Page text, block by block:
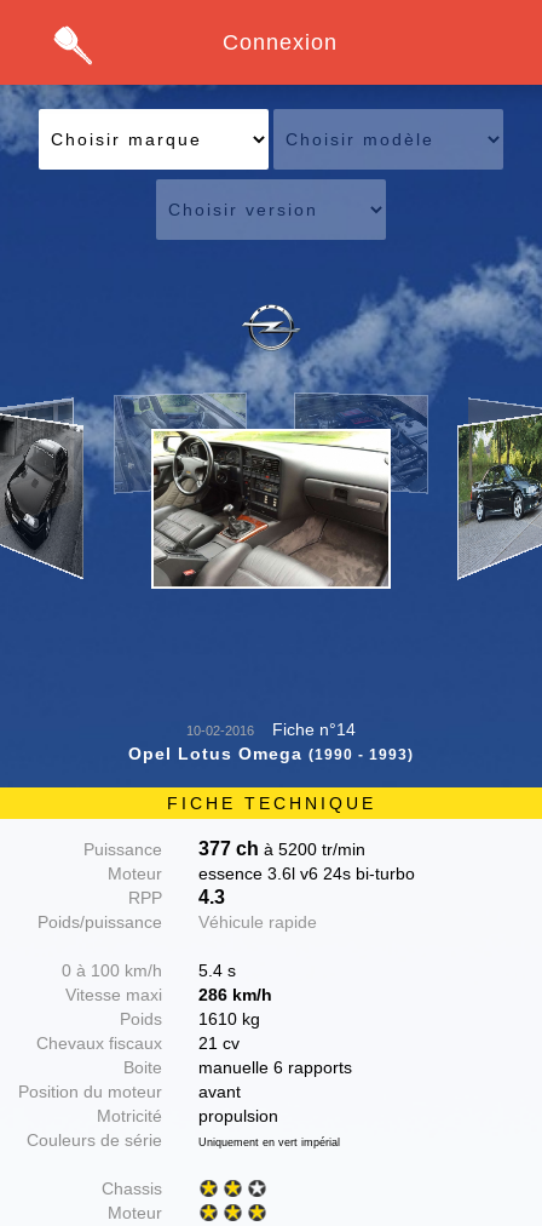
Connexion
10-02-2016
Fiche n°14
Opel Lotus Omega (1990 - 1993)
FICHE TECHNIQUE
Puissance
Moteur
RPP
Poids/puissance
0 à 100 km/h
Vitesse maxi
Poids
Chevaux fiscaux
Boite
Position du moteur
Motricité
Couleurs de série
Chassis
Moteur
377 ch à 5200 tr/min
essence 3.6l v6 24s bi-turbo
4.3
Véhicule rapide
5.4 s
286 km/h
1610 kg
21 cv
manuelle 6 rapports
avant
propulsion
Uniquement en vert impérial